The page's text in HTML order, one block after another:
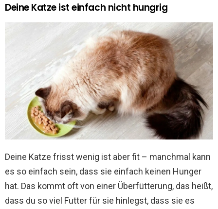
Deine Katze ist einfach nicht hungrig
Deine Katze frisst wenig ist aber fit – manchmal kann
es so einfach sein, dass sie einfach keinen Hunger
hat. Das kommt oft von einer Überfütterung, das heißt,
dass du so viel Futter für sie hinlegst, dass sie es